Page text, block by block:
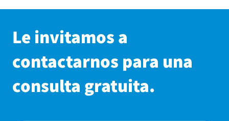
Le invitamos a
contactarnos para una
consulta gratuita.